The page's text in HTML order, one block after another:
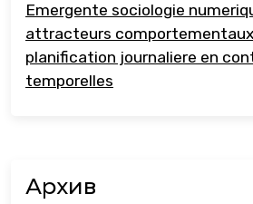
Emergente sociologie
attracteurs comportementaux
planification journaliere en
temporelles
Архив